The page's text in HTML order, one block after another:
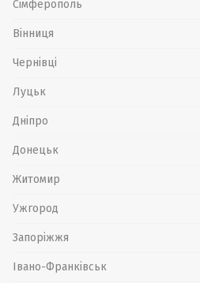
Сімферополь
Вінниця
Чернівці
Луцьк
Дніпро
Донецьк
Житомир
Ужгород
Запоріжжя
Івано-Франківськ